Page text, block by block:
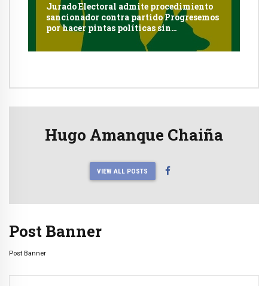
Jurado Electoral admite procedimiento
sancionador contra partido Progresemos
por hacer pintas políticas sin
autorización en Cayma
Hugo Amanque Chaiña
VIEW ALL POSTS
Post Banner
Post Banner